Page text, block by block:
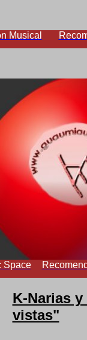
Musical
Space
K-Narias
vistas"